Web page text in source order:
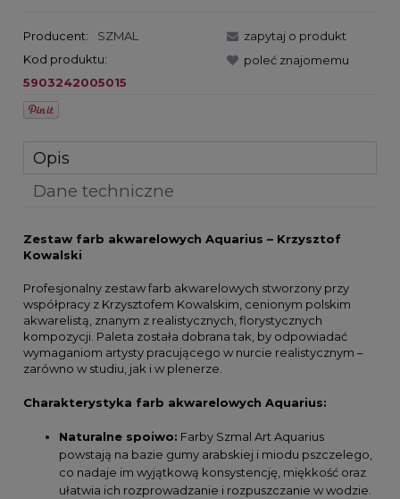
Producent:
SZMAL
Kod produktu:
5903242005015
zapytaj o produkt
poleć znajomemu
Opis
Dane techniczne
Zestaw farb akwarelowych Aquarius – Krzysztof
Kowalski
Profesjonalny zestaw farb akwarelowych stworzony przy
współpracy z Krzysztofem Kowalskim, cenionym polskim
akwarelistą, znanym z realistycznych, florystycznych
kompozycji. Paleta została dobrana tak, by odpowiadać
wymaganiom artysty pracującego w nurcie realistycznym –
zarówno w studiu, jak i w plenerze.
Charakterystyka farb akwarelowych Aquarius:
Naturalne spoiwo: Farby Szmal Art Aquarius
powstają na bazie gumy arabskiej i miodu pszczelego,
co nadaje im wyjątkową konsystencję, miękkość oraz
ułatwia ich rozprowadzanie i rozpuszczanie w wodzie.